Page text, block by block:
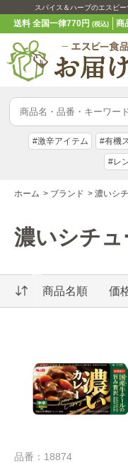
スパイス＆ハーブのエスビ
送料 全国一律770円(税込) 商
#激辛アイテム #有機
#レ
ホーム > ブランド > 濃いシ
濃いシチュ
商品名順 価
品番：18874